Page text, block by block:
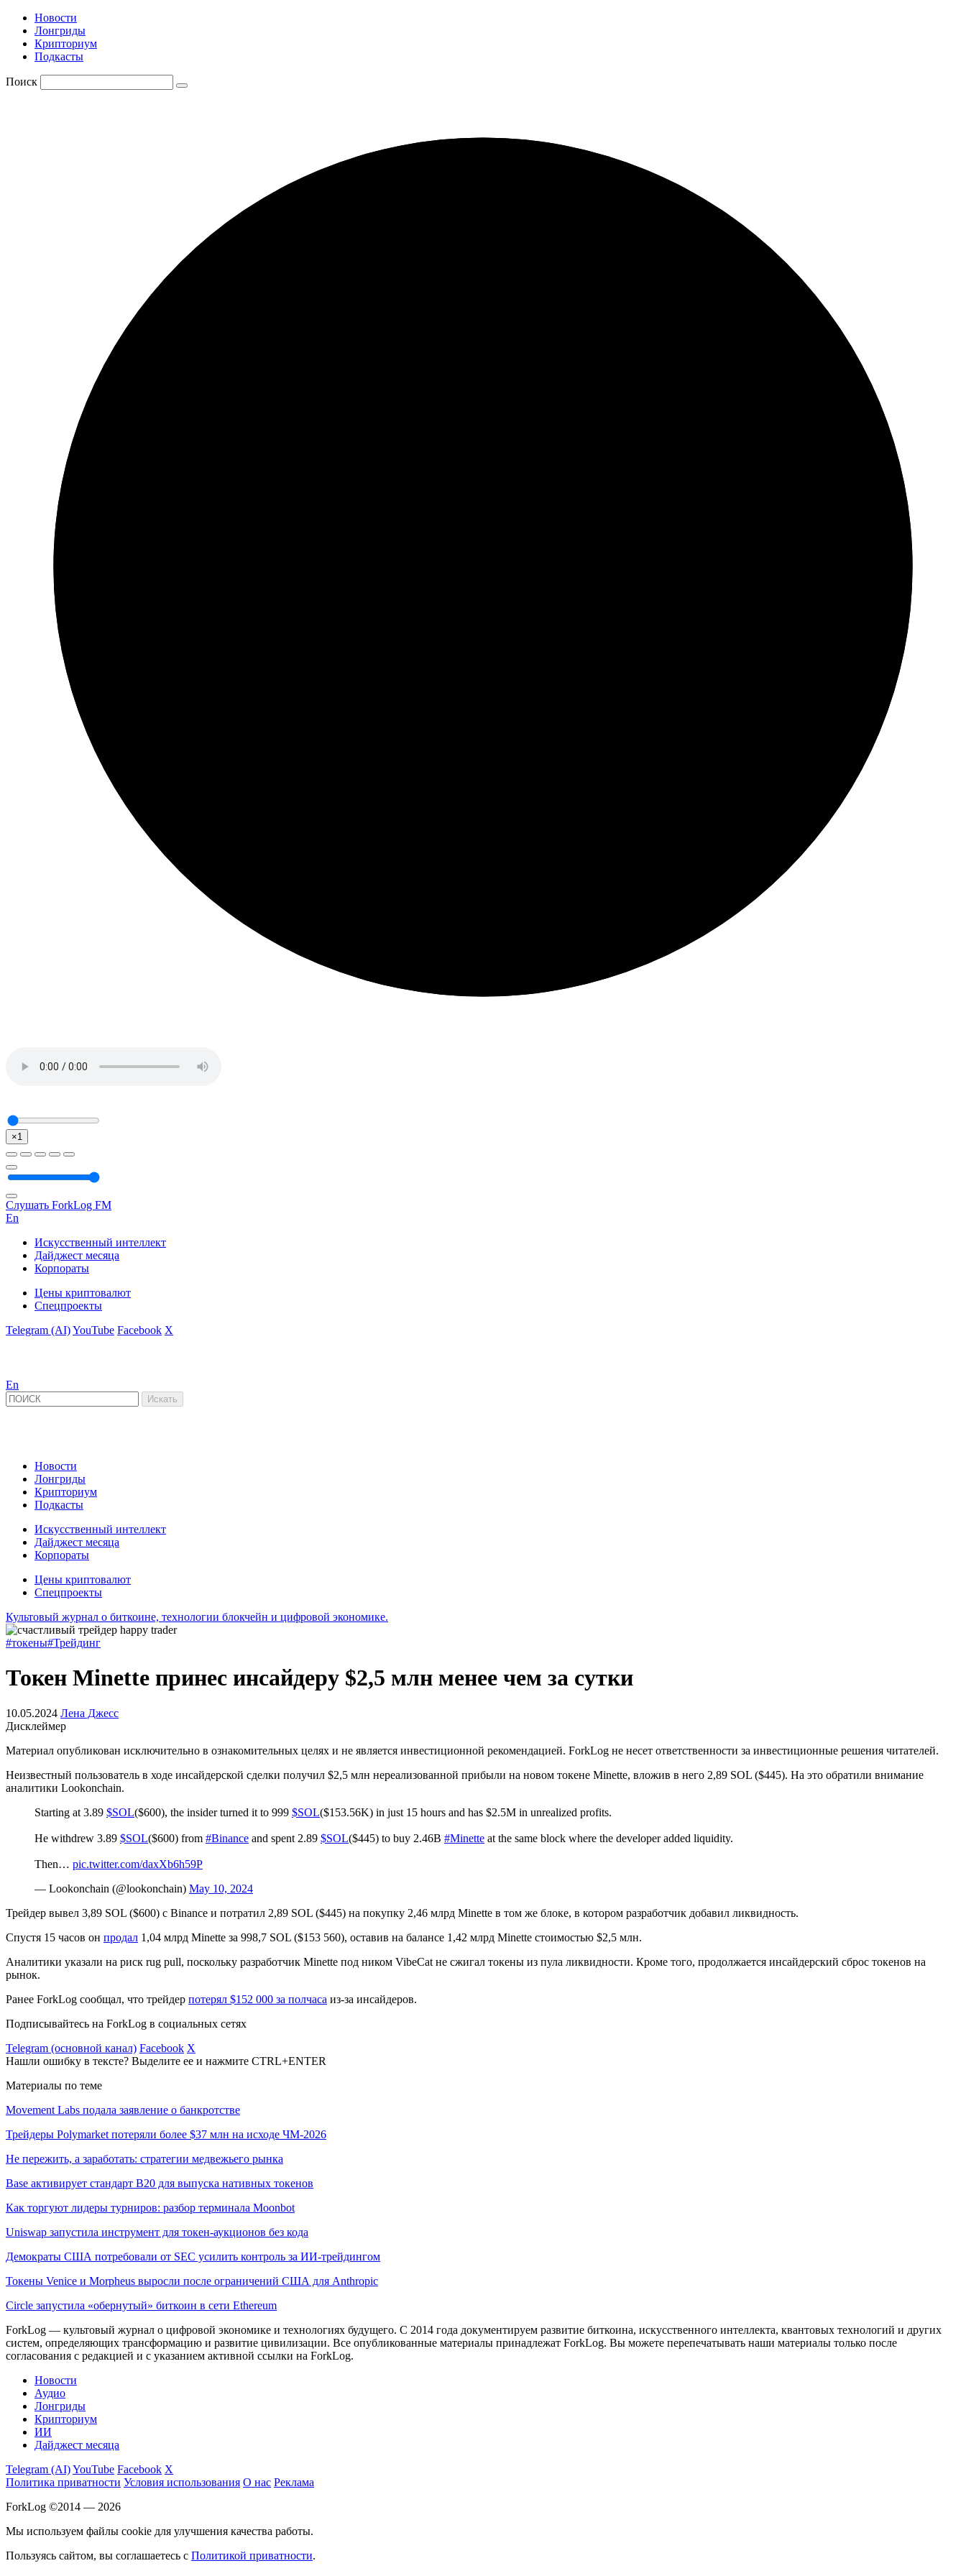
Новости
Лонгриды
Крипториум
Подкасты
Поиск
×1
Слушать ForkLog FM
En
Искусственный интеллект
Дайджест месяца
Корпораты
Цены криптовалют
Спецпроекты
Telegram (AI)YouTube Facebook X
En
Новости
Лонгриды
Крипториум
Подкасты
Искусственный интеллект
Дайджест месяца
Корпораты
Цены криптовалют
Спецпроекты
Культовый журнал о биткоине, технологии блокчейн и цифровой экономике.
#токены#Трейдинг
Токен Minette принес инсайдеру $2,5 млн менее чем за сутки
10.05.2024 Лена Джесс
Дисклеймер
Материал опубликован исключительно в ознакомительных целях и не является инвестиционной рекомендацией. ForkLog не несет ответственности за инвестиционные решения читателей.
Неизвестный пользователь в ходе инсайдерской сделки получил $2,5 млн нереализованной прибыли на новом токене Minette, вложив в него 2,89 SOL ($445). На это обратили внимание
аналитики Lookonchain.
Starting at 3.89 $SOL($600), the insider turned it to 999 $SOL($153.56K) in just 15 hours and has $2.5M in unrealized profits.
He withdrew 3.89 $SOL($600) from #Binance and spent 2.89 $SOL($445) to buy 2.46B #Minette at the same block where the developer added liquidity.
Then… pic.twitter.com/daxXb6h59P
— Lookonchain (@lookonchain) May 10, 2024
Трейдер вывел 3,89 SOL ($600) с Binance и потратил 2,89 SOL ($445) на покупку 2,46 млрд Minette в том же блоке, в котором разработчик добавил ликвидность.
Спустя 15 часов он продал 1,04 млрд Minette за 998,7 SOL ($153 560), оставив на балансе 1,42 млрд Minette стоимостью $2,5 млн.
Аналитики указали на риск rug pull, поскольку разработчик Minette под ником VibeCat не сжигал токены из пула ликвидности. Кроме того, продолжается инсайдерский сброс токенов на
рынок.
Ранее ForkLog сообщал, что трейдер потерял $152 000 за полчаса из-за инсайдеров.
Подписывайтесь на ForkLog в социальных сетях
Telegram (основной канал) Facebook X
Нашли ошибку в тексте? Выделите ее и нажмите CTRL+ENTER
Материалы по теме
Movement Labs подала заявление о банкротстве
Трейдеры Polymarket потеряли более $37 млн на исходе ЧМ-2026
Не пережить, а заработать: стратегии медвежьего рынка
Base активирует стандарт B20 для выпуска нативных токенов
Как торгуют лидеры турниров: разбор терминала Moonbot
Uniswap запустила инструмент для токен-аукционов без кода
Демократы США потребовали от SEC усилить контроль за ИИ-трейдингом
Токены Venice и Morpheus выросли после ограничений США для Anthropic
Circle запустила «обернутый» биткоин в сети Ethereum
ForkLog — культовый журнал о цифровой экономике и технологиях будущего. С 2014 года документируем развитие биткоина, искусственного интеллекта, квантовых технологий и других
систем, определяющих трансформацию и развитие цивилизации. Все опубликованные материалы принадлежат ForkLog. Вы можете перепечатывать наши материалы только после
согласования с редакцией и с указанием активной ссылки на ForkLog.
Новости
Аудио
Лонгриды
Крипториум
ИИ
Дайджест месяца
Telegram (AI)YouTube Facebook X
Политика приватности Условия использования О нас Реклама
ForkLog ©2014 — 2026
Мы используем файлы cookie для улучшения качества работы.
Пользуясь сайтом, вы соглашаетесь с Политикой приватности.